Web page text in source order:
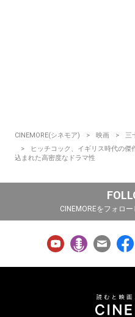
CINEMORE(シネモア) 映画
三
ヒッチコック、イギリス時代の傑
込まれた高密度なドラマ性
CINEMOREをフォロ